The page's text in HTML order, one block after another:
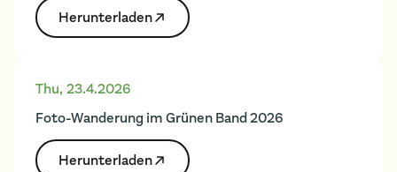
Herunter­laden
Thu, 23.4.2026
Foto-Wanderung im Grünen Band 2026
Herunter­laden